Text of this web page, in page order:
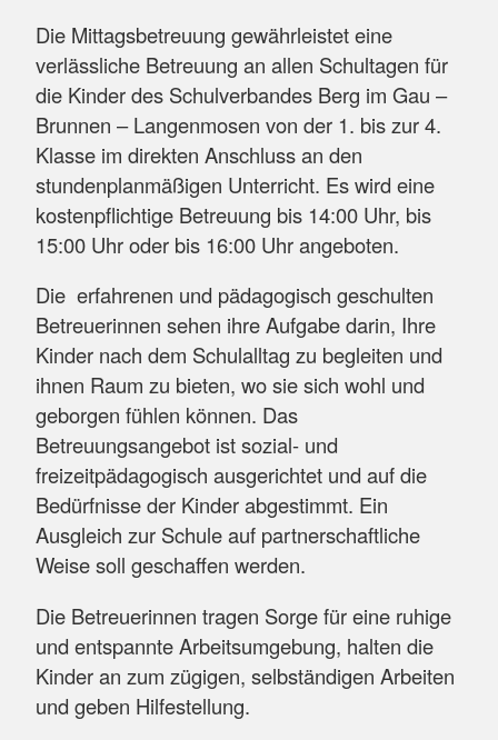
Die Mittagsbetreuung gewährleistet eine
verlässliche Betreuung an allen Schultagen für
die Kinder des Schulverbandes Berg im Gau –
Brunnen – Langenmosen von der 1. bis zur 4.
Klasse im direkten Anschluss an den
stundenplanmäßigen Unterricht. Es wird eine
kostenpflichtige Betreuung bis 14:00 Uhr, bis
15:00 Uhr oder bis 16:00 Uhr angeboten.
Die erfahrenen und pädagogisch geschulten
Betreuerinnen sehen ihre Aufgabe darin, Ihre
Kinder nach dem Schulalltag zu begleiten und
ihnen Raum zu bieten, wo sie sich wohl und
geborgen fühlen können. Das
Betreuungsangebot ist sozial- und
freizeitpädagogisch ausgerichtet und auf die
Bedürfnisse der Kinder abgestimmt. Ein
Ausgleich zur Schule auf partnerschaftliche
Weise soll geschaffen werden.
Die Betreuerinnen tragen Sorge für eine ruhige
und entspannte Arbeitsumgebung, halten die
Kinder an zum zügigen, selbständigen Arbeiten
und geben Hilfestellung.